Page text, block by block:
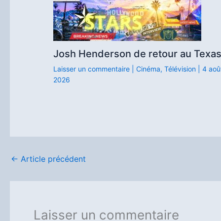
Josh Henderson de retour au Texas
Laisser un commentaire Cinéma, Télévision
4
2026
← Article précédent
Laisser un commentaire